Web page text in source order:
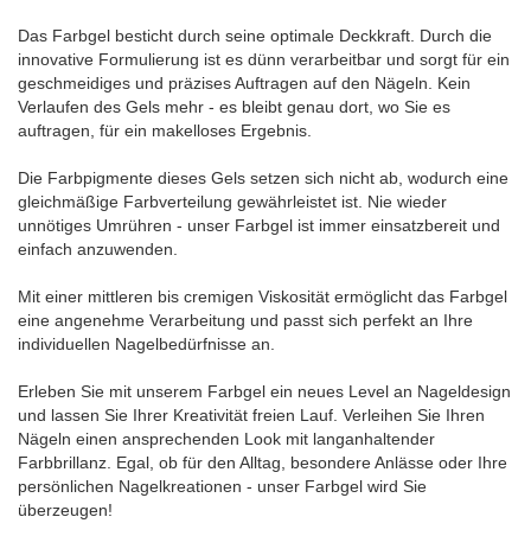
Das Farbgel besticht durch seine optimale Deckkraft. Durch die
innovative Formulierung ist es dünn verarbeitbar und sorgt für ein
geschmeidiges und präzises Auftragen auf den Nägeln. Kein
Verlaufen des Gels mehr - es bleibt genau dort, wo Sie es
auftragen, für ein makelloses Ergebnis.
Die Farbpigmente dieses Gels setzen sich nicht ab, wodurch eine
gleichmäßige Farbverteilung gewährleistet ist. Nie wieder
unnötiges Umrühren - unser Farbgel ist immer einsatzbereit und
einfach anzuwenden.
Mit einer mittleren bis cremigen Viskosität ermöglicht das Farbgel
eine angenehme Verarbeitung und passt sich perfekt an Ihre
individuellen Nagelbedürfnisse an.
Erleben Sie mit unserem Farbgel ein neues Level an Nageldesign
und lassen Sie Ihrer Kreativität freien Lauf. Verleihen Sie Ihren
Nägeln einen ansprechenden Look mit langanhaltender
Farbbrillanz. Egal, ob für den Alltag, besondere Anlässe oder Ihre
persönlichen Nagelkreationen - unser Farbgel wird Sie
überzeugen!